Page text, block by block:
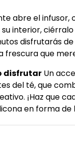
abre el infusor,
interior,
disfrutarás
frescura que
disfrutar Un
del té, que
¡Haz que
en forma de